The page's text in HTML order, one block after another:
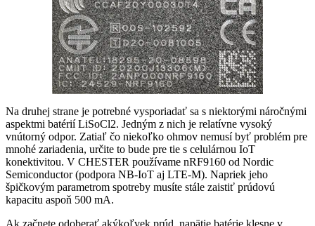
Na druhej strane je potrebné vysporiadať sa s niektorými náročnými
aspektmi batérií LiSoCl2. Jedným z nich je relatívne vysoký
vnútorný odpor. Zatiaľ čo niekoľko ohmov nemusí byť problém pre
mnohé zariadenia, určite to bude pre tie s celulárnou IoT
konektivitou. V CHESTER používame nRF9160 od Nordic
Semiconductor (podpora NB-IoT aj LTE-M). Napriek jeho
špičkovým parametrom spotreby musíte stále zaistiť prúdovú
kapacitu aspoň 500 mA.